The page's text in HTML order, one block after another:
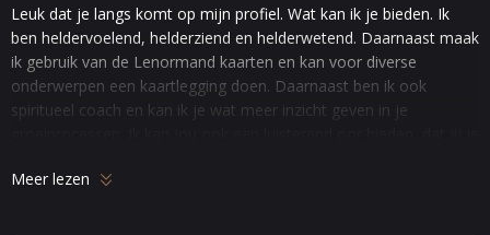
Leuk dat je langs komt op mijn profiel. Wat kan ik je bieden. Ik
ben heldervoelend, helderziend en helderwetend. Daarnaast maak
ik gebruik van de Lenormand kaarten en kan voor diverse
onderwerpen een kaartlegging doen. Daarnaast ben ik ook
spiritueel coach en kan ik je wat meer inzicht geven in je
therapeut van uit de Akasha Kronieken ben ik ook
Meer lezen